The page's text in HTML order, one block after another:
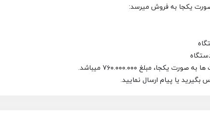
مبلغ ۷۶۰.۰۰۰.۰۰۰ میباشد.
یا پیام ارسال نمایید.